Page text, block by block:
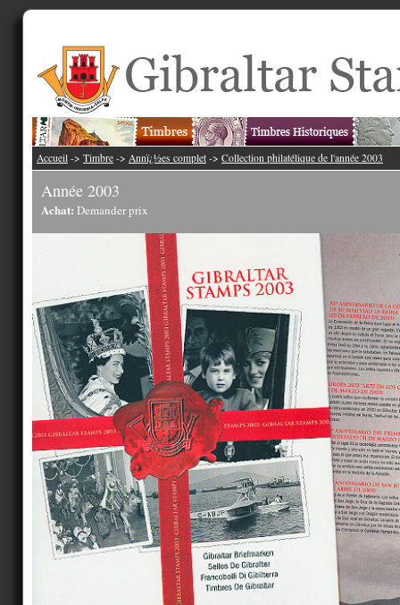
Accueil -> Timbre -> Annï¿½es complet -> Collection philatélique de l'année 2003
Année 2003
Achat: Demander prix